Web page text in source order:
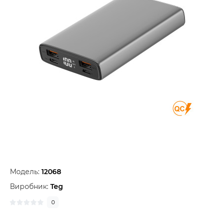
Модель: 12068
Виробник: Teg
0